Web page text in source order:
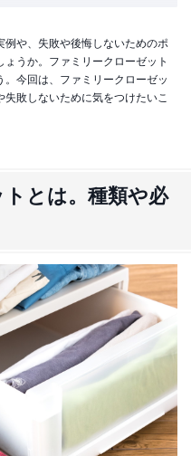
検討する
気対策をする
るオススメの間取り
置した間取り
メーカーで建てよう
えて、ファミリークローゼット
や、失敗や後悔しないためのポ
うか。ファミリークローゼット
今回は、ファミリークローゼッ
敗しないために気をつけたいこ
とは。種類や必